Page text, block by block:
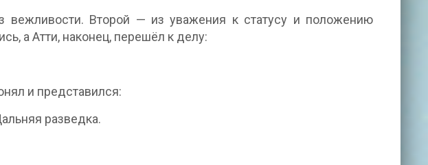
вежливости. Второй — из уважения к статусу и положению
а Атти, наконец, перешёл к делу:
и представился:
разведка.